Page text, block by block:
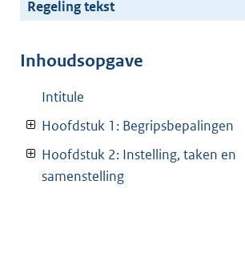
Regeling tekst
Inhoudsopgave
Intitule
Hoofdstuk 1: Begripsbepalingen
Hoofdstuk 2: Instelling, taken en
samenstelling